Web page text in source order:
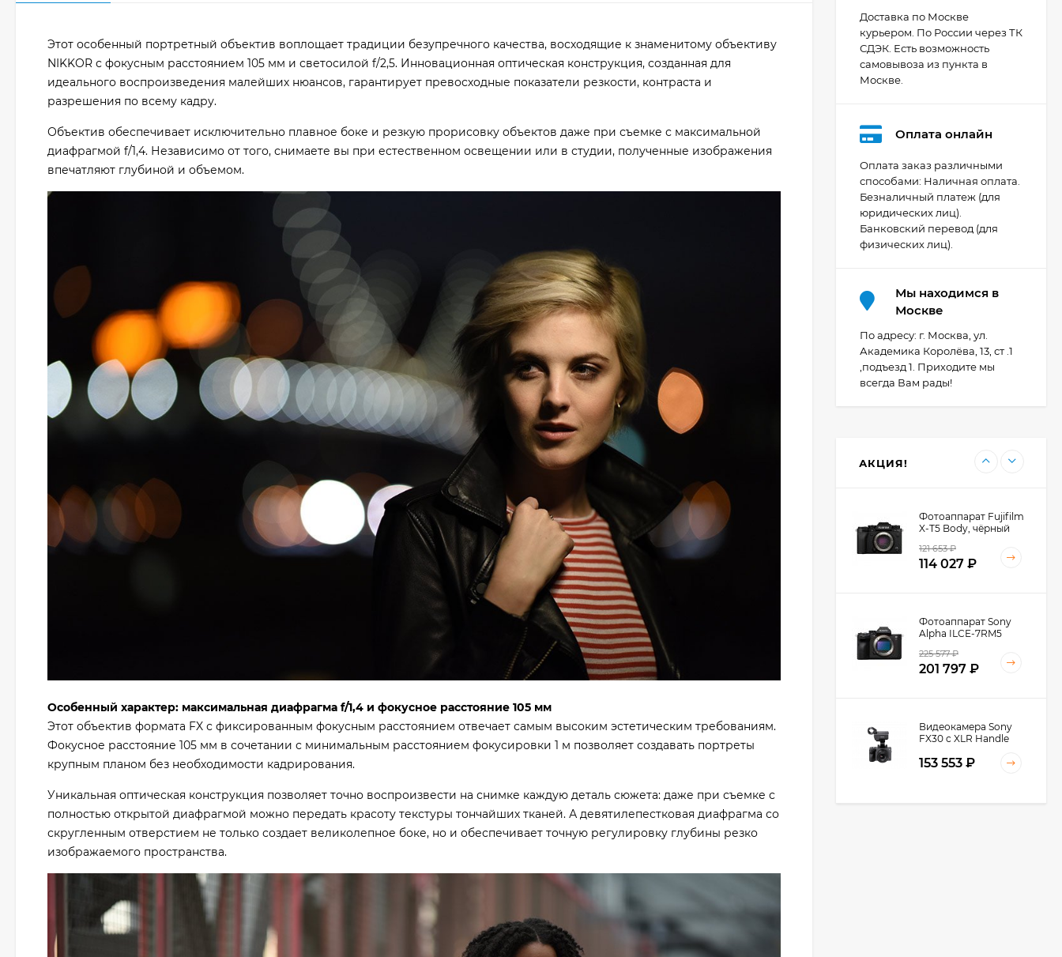
Этот особенный портретный объектив воплощает традиции безупречного качества, восходящие к знаменитому объективу
NIKKOR с фокусным расстоянием 105 мм и светосилой f/2,5. Инновационная оптическая конструкция, созданная для
идеального воспроизведения малейших нюансов, гарантирует превосходные показатели резкости, контраста и
разрешения по всему кадру.
Объектив обеспечивает исключительно плавное боке и резкую прорисовку объектов даже при съемке с максимальной
диафрагмой f/1,4. Независимо от того, снимаете вы при естественном освещении или в студии, полученные изображения
впечатляют глубиной и объемом.
Особенный характер: максимальная диафрагма f/1,4 и фокусное расстояние 105 мм
Этот объектив формата FX с фиксированным фокусным расстоянием отвечает самым высоким эстетическим требованиям.
Фокусное расстояние 105 мм в сочетании с минимальным расстоянием фокусировки 1 м позволяет создавать портреты
крупным планом без необходимости кадрирования.
Уникальная оптическая конструкция позволяет точно воспроизвести на снимке каждую деталь сюжета: даже при съемке с
полностью открытой диафрагмой можно передать красоту текстуры тончайших тканей. А девятилепестковая диафрагма со
скругленным отверстием не только создает великолепное боке, но и обеспечивает точную регулировку глубины резко
изображаемого пространства.
Доставка по Москве
курьером. По России через ТК
СДЭК. Есть возможность
самовывоза из пункта в
Москве.
Оплата онлайн
Оплата заказ различными
способами: Наличная оплата.
Безналичный платеж (для
юридических лиц).
Банковский перевод (для
физических лиц).
Мы находимся в
Москве
По адресу: г. Москва, ул.
Академика Королёва, 13, ст .1
,подъезд 1. Приходите мы
всегда Вам рады!
АКЦИЯ!
Видеокамера Canon
XA70, чёрный
200 392 ₽
Фотоаппарат Canon
PowerShot G7X Mark
III, серебристый
107 607 ₽
Фотоаппарат Fujifilm
X-T5 Body, чёрный
121 653
114 027
Фотоаппарат Sony
Alpha ILCE-7RM5
225 577
201 797
Видеокамера Sony
FX30 c XLR Handle
153 553